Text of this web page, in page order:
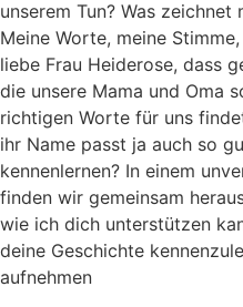
unserem Tun? Was
Meine Worte, meine
liebe Frau Heiderose, dass
die unsere Mama und Oma
richtigen Worte für uns
ihr Name passt ja auch so
kennenlernen? In einem
finden wir gemeinsam
wie ich dich unterstützen
deine Geschichte
aufnehmen